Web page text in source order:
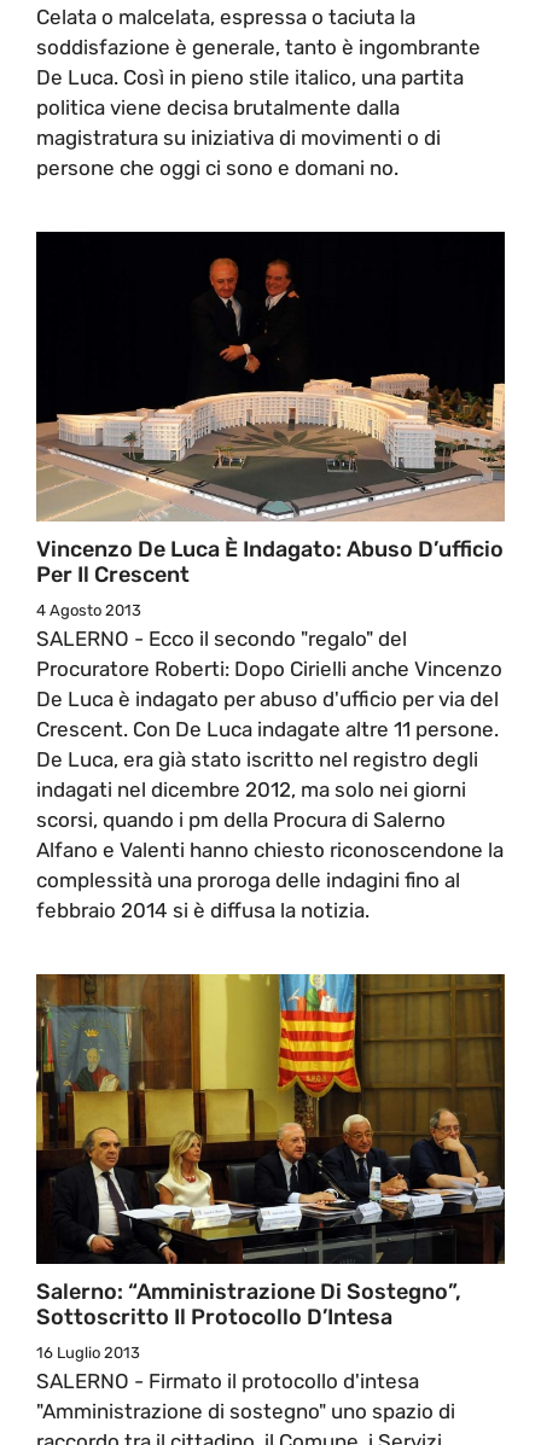
Celata o malcelata, espressa o taciuta la
soddisfazione è generale, tanto è ingombrante
De Luca. Così in pieno stile italico, una partita
politica viene decisa brutalmente dalla
magistratura su iniziativa di movimenti o di
persone che oggi ci sono e domani no.
Vincenzo De Luca È Indagato: Abuso D’ufficio
Per Il Crescent
4 Agosto 2013
SALERNO - Ecco il secondo "regalo" del
Procuratore Roberti: Dopo Cirielli anche Vincenzo
De Luca è indagato per abuso d'ufficio per via del
Crescent. Con De Luca indagate altre 11 persone.
De Luca, era già stato iscritto nel registro degli
indagati nel dicembre 2012, ma solo nei giorni
scorsi, quando i pm della Procura di Salerno
Alfano e Valenti hanno chiesto riconoscendone la
complessità una proroga delle indagini fino al
febbraio 2014 si è diffusa la notizia.
Salerno: “Amministrazione Di Sostegno”,
Sottoscritto Il Protocollo D’Intesa
16 Luglio 2013
SALERNO - Firmato il protocollo d'intesa
"Amministrazione di sostegno" uno spazio di